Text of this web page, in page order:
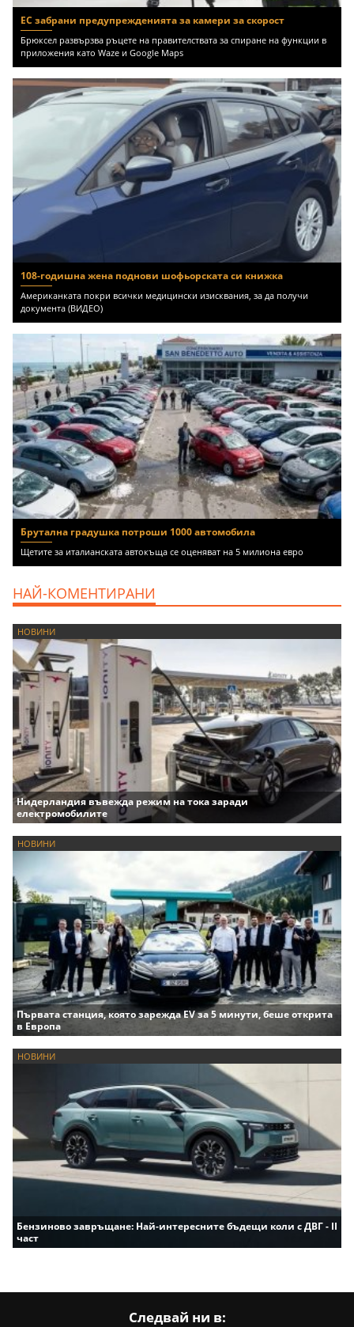
ЕС забрани предупрежденията за камери за скорост
Брюксел развързва ръцете на правителствата за спиране на функции в
приложения като Waze и Google Maps
108-годишна жена поднови шофьорската си книжка
Американката покри всички медицински изисквания, за да получи
документа (ВИДЕО)
Брутална градушка потроши 1000 автомобила
Щетите за италианската автокъща се оценяват на 5 милиона евро
НАЙ-КОМЕНТИРАНИ
НОВИНИ
Нидерландия въвежда режим на тока заради
електромобилите
НОВИНИ
Първата станция, която зарежда EV за 5 минути, беше открита
в Европа
НОВИНИ
Бензиново завръщане: Най-интересните бъдещи коли с ДВГ - II
част
Следвай ни в: